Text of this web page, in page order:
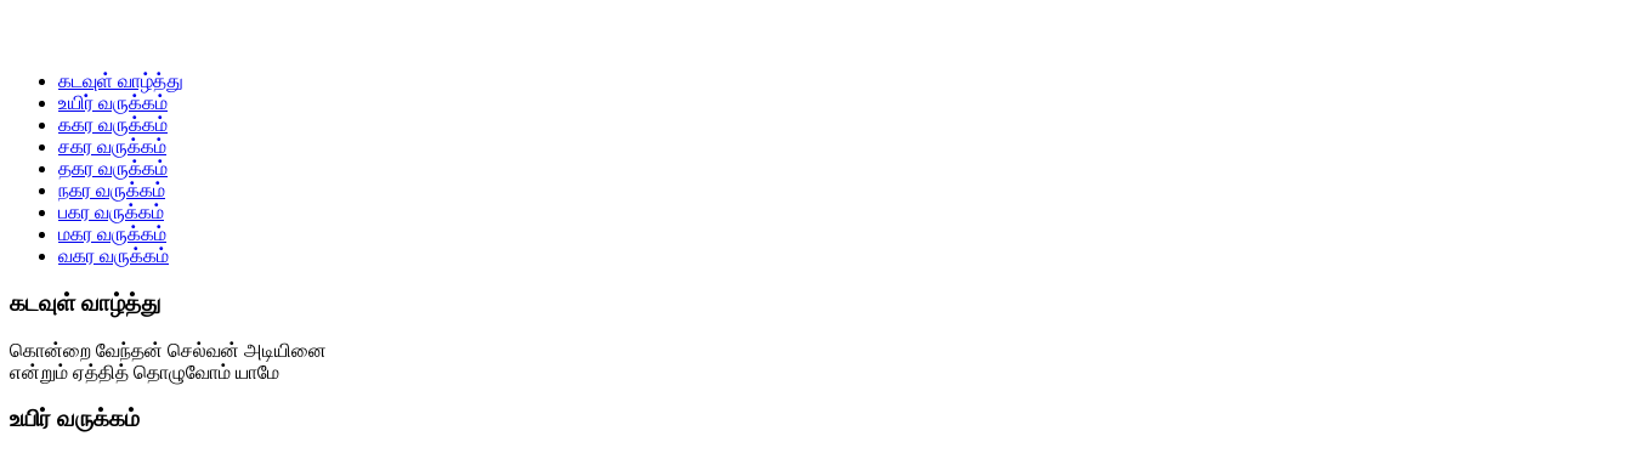
கடவுள் வாழ்த்து
உயிர் வருக்கம்
ககர வருக்கம்
சகர வருக்கம்
தகர வருக்கம்
நகர வருக்கம்
பகர வருக்கம்
மகர வருக்கம்
வகர வருக்கம்
கடவுள் வாழ்த்து
கொன்றை வேந்தன் செல்வன் அடியினை
என்றும் ஏத்தித் தொழுவோம் யாமே
உயிர் வருக்கம்